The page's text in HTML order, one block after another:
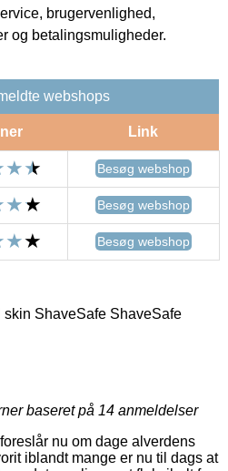
brugervenlighed,
og betalingsmuligheder.
webshops
Link
Besøg webshop
Besøg webshop
Besøg webshop
skin ShaveSafe ShaveSafe
baseret på 14 anmeldelser
nu om dage alverdens
iblandt mange er nu til dags at